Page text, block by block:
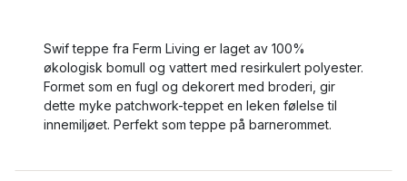
Swif teppe fra Ferm Living er laget av 100%
økologisk bomull og vattert med resirkulert polyester.
Formet som en fugl og dekorert med broderi, gir
dette myke patchwork-teppet en leken følelse til
innemiljøet. Perfekt som teppe på barnerommet.